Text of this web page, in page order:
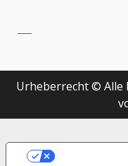
Urheberrecht © Alle